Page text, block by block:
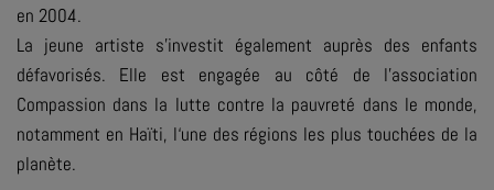
en 2004.
La jeune artiste s'investit également auprès des enfants
défavorisés. Elle est engagée au côté de l'association
Compassion dans la lutte contre la pauvreté dans le monde,
notamment en Haïti, l‘une des régions les plus touchées de la
planète.